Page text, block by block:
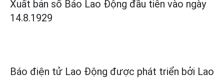
Xuất bản số Báo Lao Động đầu tiên vào ngày
14.8.1929
Báo điện tử Lao Động được phát triển bởi Lao